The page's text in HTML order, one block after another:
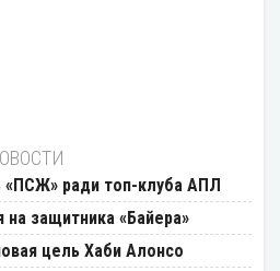
ради топ-клуба АПЛ
на защитника «Байера»
цель Хаби Алонсо